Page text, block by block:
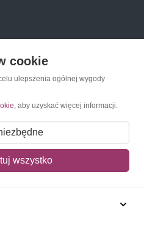
cookie
ulepszenia ogólnej wygody
, aby uzyskać więcej informacji.
wszystko